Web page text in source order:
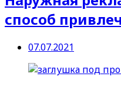
способ
07.07.2021